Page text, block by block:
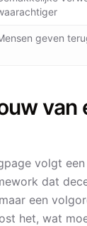
geven
volgt
dat
een
het, wat